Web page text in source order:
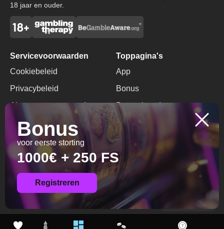
Bonus
voor eerste storting
1000€ + 250 FS
Registreren
18 jaar en ouder.
Servicevoorwaarden
Cookiebeleid
Privacybeleid
Algemene voorwaarden
Verantwoord Gokken
Toppagina's
App
Bonus
Promotiecode
Geen Stortingsbonus
Contacten
+356 63 128175
info@jackpotcitycasino.io
© 2026 All Rights
Reserved.